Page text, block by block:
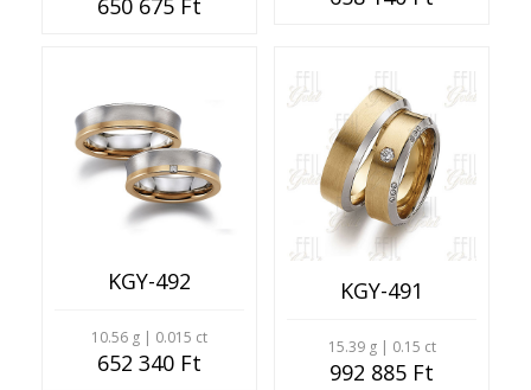
650 675 Ft
KGY-492
10.56 g | 0.015 ct
652 340 Ft
KGY-491
15.39 g | 0.15 ct
992 885 Ft